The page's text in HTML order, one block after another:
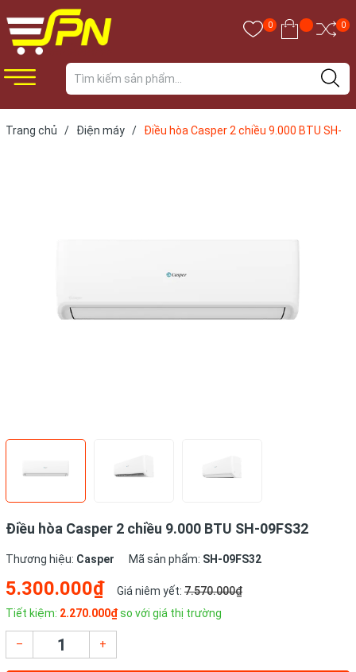
0 0
Trang chủ / Điện máy /
Điều hòa Casper 2 chiều 9.000 BTU SH-
Điều hòa Casper 2 chiều 9.000 BTU SH-09FS32
Thương hiệu: Casper Mã sản phẩm: SH-09FS32
5.300.000₫ Giá niêm yết: 7.570.000₫
Tiết kiệm: 2.270.000₫so với giá thị trường
– +